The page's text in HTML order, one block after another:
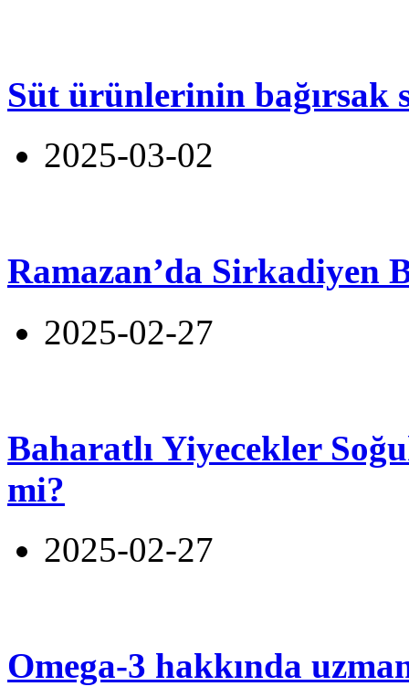
Süt ürünlerinin bağırsak
2025-03-02
Ramazan’da Sirkadiyen
2025-02-27
Baharatlı Yiyecekler
mi?
2025-02-27
Omega-3 hakkında